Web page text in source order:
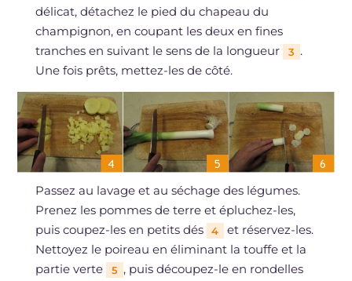
délicat, détachez le pied du chapeau du
champignon, en coupant les deux en fines
tranches en suivant le sens de la longueur
3 .
Une fois prêts, mettez-les de côté.
Passez au lavage et au séchage des légumes.
Prenez les pommes de terre et épluchez-les,
puis coupez-les en petits dés
4
et réservez-les.
Nettoyez le poireau en éliminant la touffe et la
partie verte
5 , puis découpez-le en rondelles